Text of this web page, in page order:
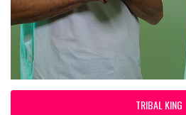
TRIBAL KING